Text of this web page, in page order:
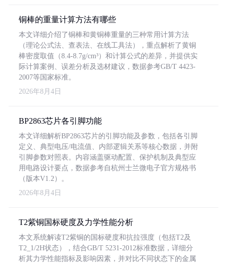
铜棒的重量计算方法有哪些
本文详细介绍了铜棒和黄铜棒重量的三种常用计算方法
（理论公式法、查表法、在线工具法），重点解析了黄铜
棒密度取值（8.4-8.7g/cm³）和计算公式的差异，并提供实
际计算案例、误差分析及选材建议，数据参考GB/T 4423-
2007等国家标准。
2026年8月4日
BP2863芯片各引脚功能
本文详细解析BP2863芯片的引脚功能及参数，包括各引脚
定义、典型电压/电流值、内部逻辑关系等核心数据，并附
引脚参数对照表。内容涵盖驱动配置、保护机制及典型应
用电路设计要点，数据参考自杭州士兰微电子官方规格书
（版本V1.2）。
2026年8月4日
T2紫铜国标硬度及力学性能分析
本文系统解读T2紫铜的国标硬度和抗拉强度（包括T2及
T2_1/2H状态），结合GB/T 5231-2012标准数据，详细分
析其力学性能指标及影响因素，并对比不同状态下的金属